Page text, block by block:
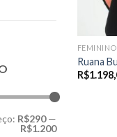
R$290—
R$1.200
FEMININO
Ruana
R$